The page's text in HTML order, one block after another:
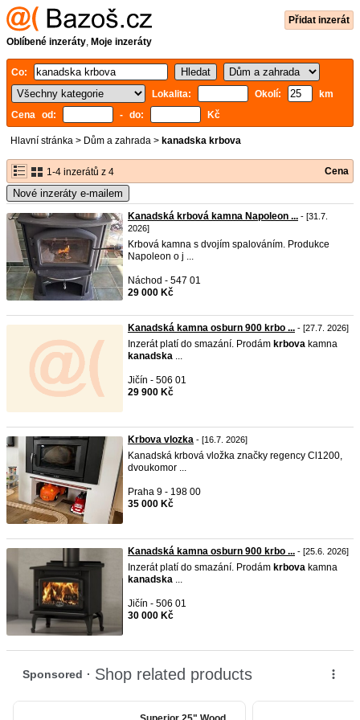
Přidat inzerát
Oblíbené inzeráty, Moje inzeráty
Co:
Lokalita:
Okolí:
km
Cena od:
- do: Kč
Hlavní stránka > Dům a zahrada > kanadska krbova
1-4 inzerátů z 4 Cena
Nové inzeráty e-mailem
Kanadská krbová kamna Napoleon ... - [31.7.
2026]
Krbová kamna s dvojím spalováním. Produkce
Napoleon o j ...
Náchod - 547 01
29 000 Kč
Kanadská kamna osburn 900 krbo ... - [27.7. 2026]
Inzerát platí do smazání. Prodám krbova kamna
kanadska ...
Jičín - 506 01
29 900 Kč
Krbova vlozka - [16.7. 2026]
Kanadská krbová vložka značky regency Cl1200,
dvoukomor ...
Praha 9 - 198 00
35 000 Kč
Kanadská kamna osburn 900 krbo ... - [25.6. 2026]
Inzerát platí do smazání. Prodám krbova kamna
kanadska ...
Jičín - 506 01
30 000 Kč